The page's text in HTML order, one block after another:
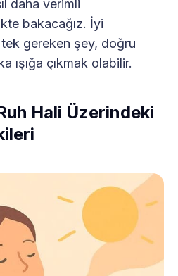
daha verimli
bakacağız. İyi
gereken şey, doğru
ışığa çıkmak olabilir.
Hali Üzerindeki